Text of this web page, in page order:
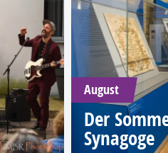
August
Der
Synagoge